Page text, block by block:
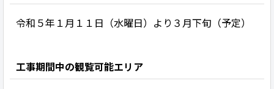
令和５年１月１１日（水曜日）より３月下旬（予定）
工事期間中の観覧可能エリア